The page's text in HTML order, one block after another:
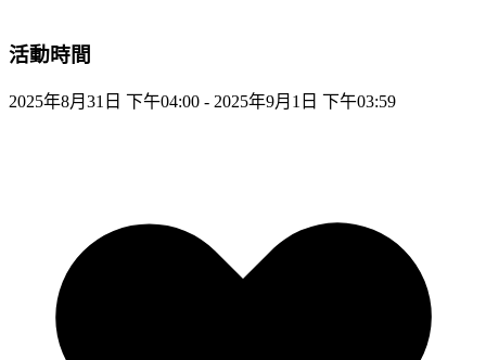
活動時間
2025年8月31日 下午04:00 - 2025年9月1日 下午03:59